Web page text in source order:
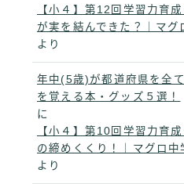
【小４】第12回学習力育
が実を結んできた？｜マグ
より
年中(5歳)が都道府県を全
を覚える本・グッズ５選！
に
【小４】第10回学習力育
の締めくくり！｜マグロ中
より